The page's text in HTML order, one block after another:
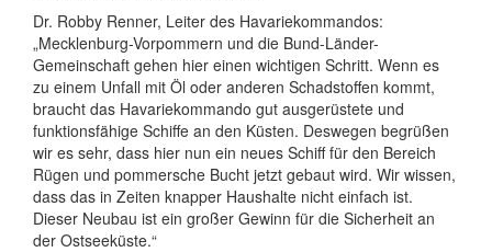
Dr. Robby Renner, Leiter des Havariekommandos:
„Mecklenburg-Vorpommern und die Bund-Länder-
Gemeinschaft gehen hier einen wichtigen Schritt. Wenn es
zu einem Unfall mit Öl oder anderen Schadstoffen kommt,
braucht das Havariekommando gut ausgerüstete und
funktionsfähige Schiffe an den Küsten. Deswegen begrüßen
wir es sehr, dass hier nun ein neues Schiff für den Bereich
Rügen und pommersche Bucht jetzt gebaut wird. Wir wissen,
dass das in Zeiten knapper Haushalte nicht einfach ist.
Dieser Neubau ist ein großer Gewinn für die Sicherheit an
der Ostseeküste.“